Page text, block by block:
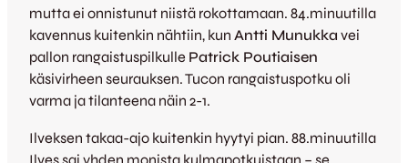
mutta ei onnistunut niistä rokottamaan. 84.minuutilla
kavennus kuitenkin nähtiin, kun Antti Munukka vei
pallon rangaistuspilkulle Patrick Poutiaisen
käsivirheen seurauksen. Tucon rangaistuspotku oli
varma ja tilanteena näin 2-1.
Ilveksen takaa-ajo kuitenkin hyytyi pian. 88.minuutilla
Ilves sai yhden monista kulmapotkuistaan – se